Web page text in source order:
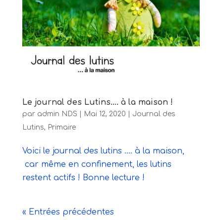
Le journal des Lutins…. à la maison !
par admin NDS Mai 12, 2020
Journal des
Lutins, Primaire
Voici le journal des lutins …. à la maison,
car même en confinement, les lutins
restent actifs ! Bonne lecture !
« Entrées précédentes